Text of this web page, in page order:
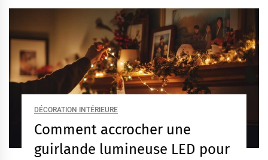
DÉCORATION INTÉRIEURE
Comment accrocher une
guirlande lumineuse LED pour